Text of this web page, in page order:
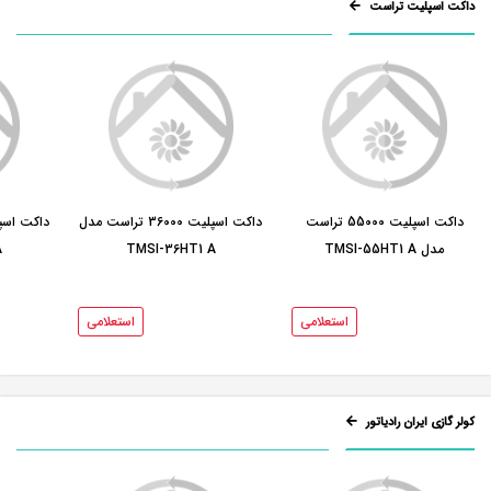
داکت اسپلیت تراست
داکت اسپلیت 55000 تراست
مدل TMSI-55HT1 A
استعلامی
داکت اسپلیت 36000 تراست مدل
TMSI-36HT1 A
استعلامی
کولر گازی ایران رادیاتور